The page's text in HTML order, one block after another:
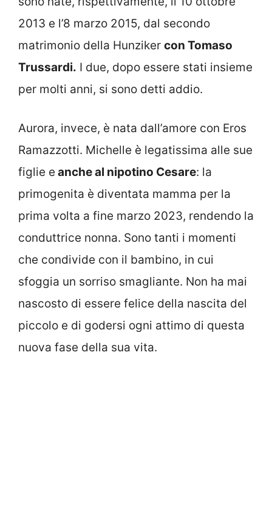
2013 e l’8 marzo 2015, dal secondo
matrimonio della Hunziker con Tomaso
Trussardi. I due, dopo essere stati insieme
per molti anni, si sono detti addio.
Aurora, invece, è nata dall’amore con Eros
Ramazzotti. Michelle è legatissima alle sue
figlie e anche al nipotino Cesare: la
primogenita è diventata mamma per la
prima volta a fine marzo 2023, rendendo la
conduttrice nonna. Sono tanti i momenti
che condivide con il bambino, in cui
sfoggia un sorriso smagliante. Non ha mai
nascosto di essere felice della nascita del
piccolo e di godersi ogni attimo di questa
nuova fase della sua vita.